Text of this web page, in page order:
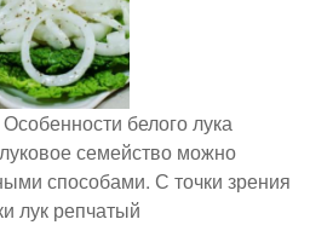
белого лука
семейство можно
способами. С точки зрения
лук репчатый